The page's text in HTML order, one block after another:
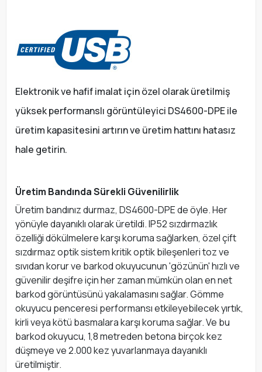
Elektronik ve hafif imalat için özel olarak üretilmiş
yüksek performanslı görüntüleyici DS4600-DPE ile
üretim kapasitesini artırın ve üretim hattını hatasız
hale getirin.
Üretim Bandında Sürekli Güvenilirlik
Üretim bandınız durmaz, DS4600-DPE de öyle. Her
yönüyle dayanıklı olarak üretildi. IP52 sızdırmazlık
özelliği dökülmelere karşı koruma sağlarken, özel çift
sızdırmaz optik sistem kritik optik bileşenleri toz ve
sıvıdan korur ve barkod okuyucunun 'gözünün' hızlı ve
güvenilir deşifre için her zaman mümkün olan en net
barkod görüntüsünü yakalamasını sağlar. Gömme
okuyucu penceresi performansı etkileyebilecek yırtık,
kirli veya kötü basmalara karşı koruma sağlar. Ve bu
barkod okuyucu, 1,8 metreden betona birçok kez
düşmeye ve 2.000 kez yuvarlanmaya dayanıklı
üretilmiştir.